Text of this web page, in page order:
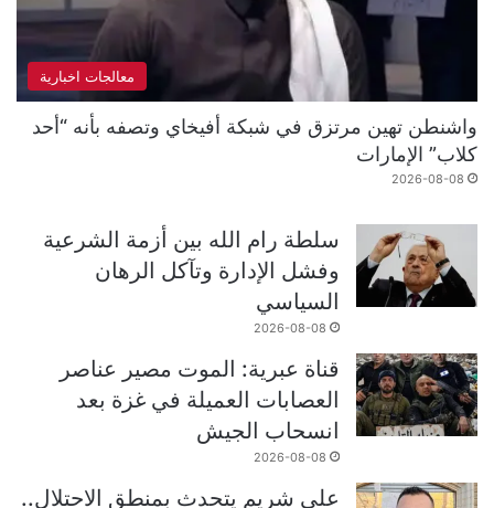
معالجات اخبارية
واشنطن تهين مرتزق في شبكة أفيخاي وتصفه بأنه “أحد
كلاب” الإمارات
2026-08-08
سلطة رام الله بين أزمة الشرعية
وفشل الإدارة وتآكل الرهان
السياسي
2026-08-08
قناة عبرية: الموت مصير عناصر
العصابات العميلة في غزة بعد
انسحاب الجيش
2026-08-08
علي شريم يتحدث بمنطق الاحتلال..